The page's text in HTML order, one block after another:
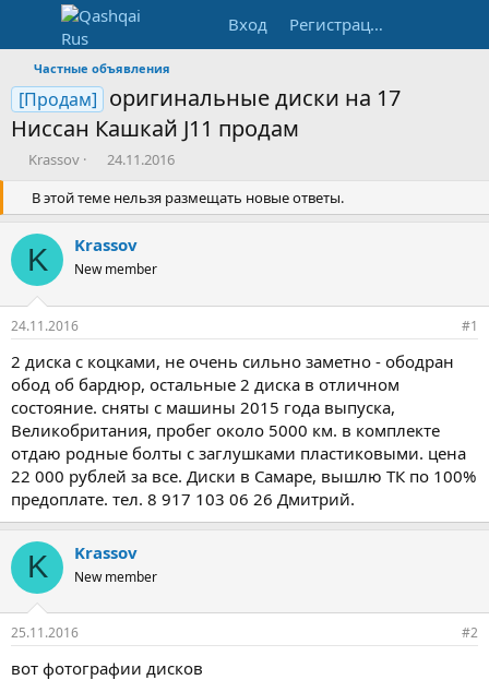
Вход Регистрация
Частные объявления
[Продам] оригинальные диски на 17
Ниссан Кашкай J11 продам
А
т
о
р
т
е
м
Krassov
Д
т
а
а
ч
а
24.11.2016
В этой теме нельзя размещать новые ответы.
K Krassov
New member
24.11.2016 #1
2 диска с коцками, не очень сильно заметно - ободран
обод об бардюр, остальные 2 диска в отличном
состояние. сняты с машины 2015 года выпуска,
Великобритания, пробег около 5000 км. в комплекте
отдаю родные болты с заглушками пластиковыми. цена
22 000 рублей за все. Диски в Самаре, вышлю ТК по 100%
предоплате. тел. 8 917 103 06 26 Дмитрий.
K Krassov
New member
25.11.2016 #2
вот фотографии дисков